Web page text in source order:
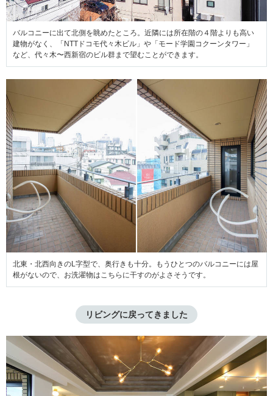
バルコニーに出て北側を眺めたところ。近隣には所在階の４階よりも高い
建物がなく、「NTTドコモ代々木ビル」や「モード学園コクーンタワー」
など、代々木〜西新宿のビル群まで望むことができます。
北東・北西向きのL字型で、奥行きも十分。もうひとつのバルコニーには屋
根がないので、お洗濯物はこちらに干すのがよさそうです。
リビングに戻ってきました